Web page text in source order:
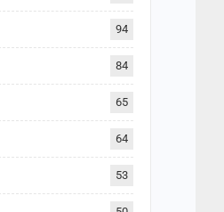
94
84
65
64
53